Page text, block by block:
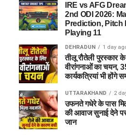
IRE vs AFG
2nd ODI 2026:
Prediction, Pitch
Playing 11
DEHRADUN 1 day
तीलू रौतेली पुरस्कार
वीरांगनाओं का चयन,
कार्यकत्रियां भी होंगे
UTTARAKHAND 2
उफनते गधेरे के पास
की आवाज सुनाई देने
जान